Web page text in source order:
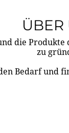
ÜBER
die
zu
Bedarf und